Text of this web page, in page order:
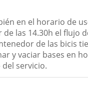
en el horario de
de las 14.30h el flujo
de las bicis
y vaciar bases en
servicio.